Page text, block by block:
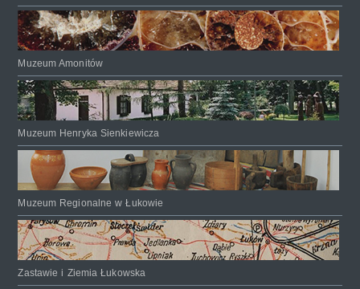
Muzeum Amonitów
Muzeum Henryka Sienkiewicza
Muzeum Regionalne w Łukowie
Zastawie i Ziemia Łukowska